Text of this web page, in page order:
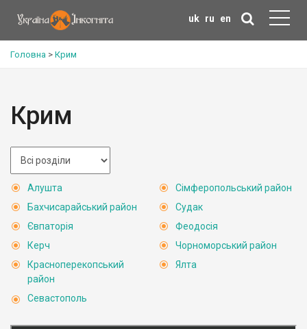
uk ru en
Головна > Крим
Крим
Алушта
Бахчисарайський район
Євпаторія
Керч
Красноперекопський
район
Севастополь
Сімферопольський район
Судак
Феодосія
Чорноморський район
Ялта